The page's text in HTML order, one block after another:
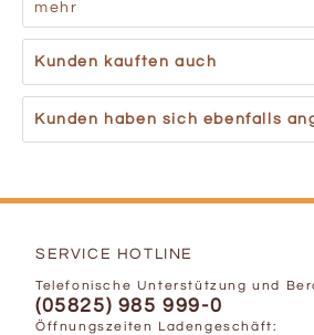
mehr
Kunden kauften auch
Kunden haben sich ebenfalls
SERVICE HOTLINE
Telefonische Unterstützung und
(05825) 985 999-0
Öffnungszeiten Ladengeschäft: